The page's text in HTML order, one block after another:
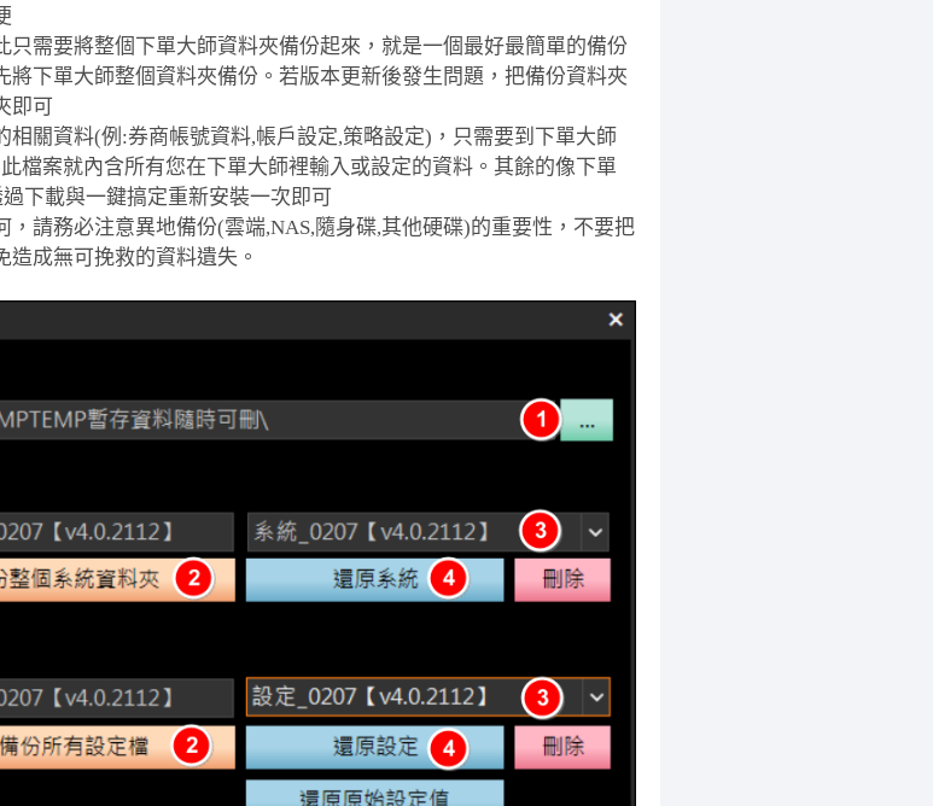
只需要將整個下單大師資料夾備份起來，就是一個最好最簡單的備份
將下單大師整個資料夾備份。若版本更新後發生問題，把備份資料夾
即可
相關資料(例:券商帳號資料,帳戶設定,策略設定)，只需要到下單大師
檔案就內含所有您在下單大師裡輸入或設定的資料。其餘的像下單
下載與一鍵搞定重新安裝一次即可
，請務必注意異地備份(雲端,NAS,隨身碟,其他硬碟)的重要性，不要把
成無可挽救的資料遺失。